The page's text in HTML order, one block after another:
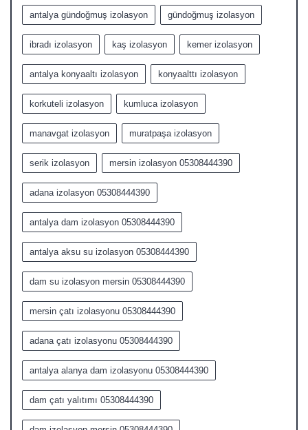
antalya gündoğmuş izolasyon gündoğmuş izolasyon
ibradı izolasyon kaş izolasyon kemer izolasyon
antalya konyaaltı izolasyon konyaalttı izolasyon
korkuteli izolasyon kumluca izolasyon
manavgat izolasyon muratpaşa izolasyon
serik izolasyon mersin izolasyon 05308444390
adana izolasyon 05308444390
antalya dam izolasyon 05308444390
antalya aksu su izolasyon 05308444390
dam su izolasyon mersin 05308444390
mersin çatı izolasyonu 05308444390
adana çatı izolasyonu 05308444390
antalya alanya dam izolasyonu 05308444390
dam çatı yalıtımı 05308444390